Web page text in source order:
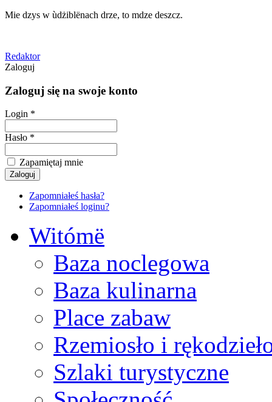
Mie dzys w ùdżiblënach drze, to mdze deszcz.
Redaktor
Zaloguj
Zaloguj się na swoje konto
Login *
Hasło *
Zapamiętaj mnie
Zapomniałeś hasła?
Zapomniałeś loginu?
Witómë
Baza noclegowa
Baza kulinarna
Place zabaw
Rzemiosło i
Szlaki turystyczne